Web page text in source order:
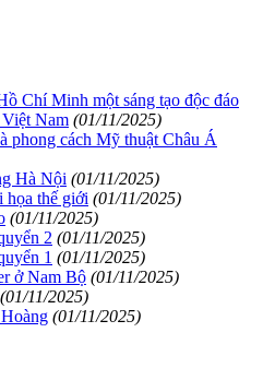
Chí Minh một sáng tạo độc đáo
Việt Nam (01/11/2025)
phong cách Mỹ thuật Châu Á
Hà Nội (01/11/2025)
họa thế giới (01/11/2025)
(01/11/2025)
2 (01/11/2025)
1 (01/11/2025)
ở Nam Bộ (01/11/2025)
(01/11/2025)
(01/11/2025)